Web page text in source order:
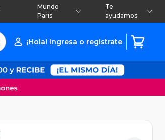
Mundo
Paris
Te
ayudamos
¡Hola! Ingresa o regístrate